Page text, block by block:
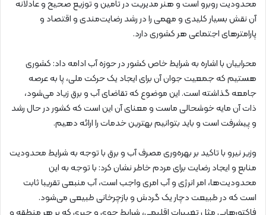
محدودیت روبرو است و هنر مدیریت در تامین و توزیع صحیح و عادلانه
آن نقش بسیار کلیدی و مهمی را در رشد رضایت‌مندی و اقتصاد و
پارامترهای اجتماعی هر کشوری دارد.
محرابیان با اشاره به شرایط خاص کشور در حوزه آب ادامه داد: کشوری
هستیم که جمعیت جوان آن برای ایجاد یک حرکت ملی، پا به عرصه
جامعه گذاشته است. این موضوع که تقاضای آب و برق زیاد می‌شود،
ذات آن مایه خوشحالی ماست و معنای آن این است که کشور در حال رشد
و پیشرفت است و باید بتوانیم بهترین خدمات را ارائه دهیم.
وزیر نیرو با تاکید بر بهره‌وری مصرف آب و برق با توجه به شرایط محدودیت
منابع و ایجاد رضایت برای مردم خاطر نشان کرد: با توجه به این
محدودیت‌ها، امر انرژی و آب امری واجب است، آب منبعی تقریبا ثابت
است که در طبیعت دچار یک گردش و بازچرخانی طبیعی می‌شود.